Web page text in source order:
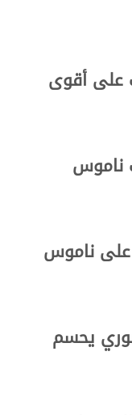
على أقوى
ناموس
على ناموس
يحسم